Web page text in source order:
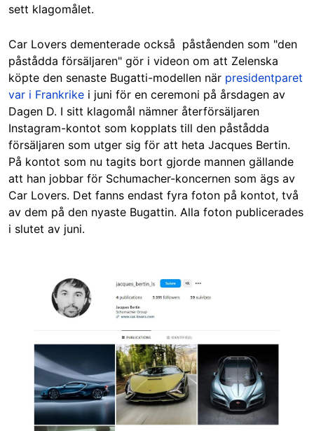
sett klagomålet.
Car Lovers dementerade också påståenden som "den
påstådda försäljaren" gör i videon om att Zelenska
köpte den senaste Bugatti-modellen när presidentparet
var i Frankrike i juni för en ceremoni på årsdagen av
Dagen D. I sitt klagomål nämner återförsäljaren
Instagram-kontot som kopplats till den påstådda
försäljaren som utger sig för att heta Jacques Bertin.
På kontot som nu tagits bort gjorde mannen gällande
att han jobbar för Schumacher-koncernen som ägs av
Car Lovers. Det fanns endast fyra foton på kontot, två
av dem på den nyaste Bugattin. Alla foton publicerades
i slutet av juni.